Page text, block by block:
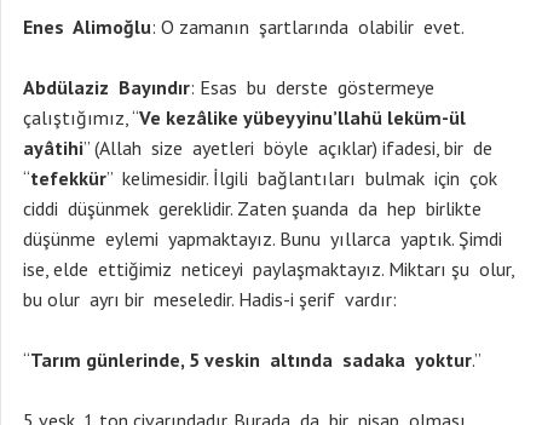
Enes Alimoğlu: O zamanın şartlarında olabilir evet.
Abdülaziz Bayındır: Esas bu derste göstermeye
çalıştığımız, “Ve kezâlike yübeyyinu’llahü leküm-ül
ayâtihi” (Allah size ayetleri böyle açıklar) ifadesi, bir de
“tefekkür” kelimesidir. İlgili bağlantıları bulmak için çok
ciddi düşünmek gereklidir. Zaten şuanda da hep birlikte
düşünme eylemi yapmaktayız. Bunu yıllarca yaptık. Şimdi
ise, elde ettiğimiz neticeyi paylaşmaktayız. Miktarı şu olur,
bu olur ayrı bir meseledir. Hadis-i şerif vardır:
“Tarım günlerinde, 5 veskin altında sadaka yoktur.”
5 vesk, 1 ton civarındadır. Burada da bir nisap olması